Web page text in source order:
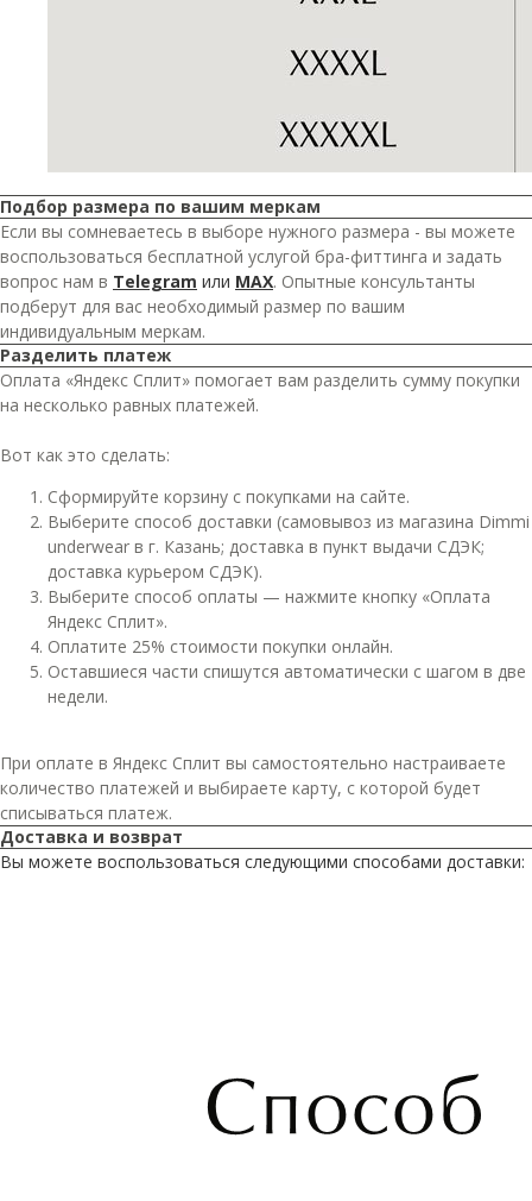
Подбор размера по вашим меркам
Если вы сомневаетесь в выборе нужного размера - вы можете
воспользоваться бесплатной услугой бра-фиттинга и задать
вопрос нам в Telegram или MAX. Опытные консультанты
подберут для вас необходимый размер по вашим
индивидуальным меркам.
Разделить платеж
Оплата «Яндекс Сплит» помогает вам разделить сумму покупки
на несколько равных платежей.
Вот как это сделать:
Сформируйте корзину с покупками на сайте.
Выберите способ доставки (самовывоз из магазина Dimmi
underwear в г. Казань; доставка в пункт выдачи СДЭК;
доставка курьером СДЭК).
Выберите способ оплаты — нажмите кнопку «Оплата
Яндекс Сплит».
Оплатите 25% стоимости покупки онлайн.
Оставшиеся части спишутся автоматически с шагом в две
недели.
При оплате в Яндекс Сплит вы самостоятельно настраиваете
количество платежей и выбираете карту, с которой будет
списываться платеж.
Доставка и возврат
Вы можете воспользоваться следующими способами доставки: